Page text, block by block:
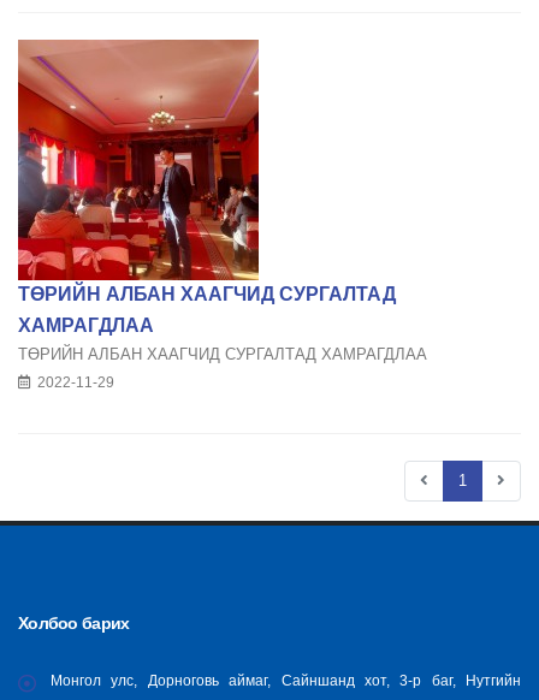
ТӨРИЙН АЛБАН ХААГЧИД СУРГАЛТАД
ХАМРАГДЛАА
ТӨРИЙН АЛБАН ХААГЧИД СУРГАЛТАД ХАМРАГДЛАА
2022-11-29
1
Холбоо барих
Монгол улс, Дорноговь аймаг, Сайншанд хот, 3-р баг, Нутгийн